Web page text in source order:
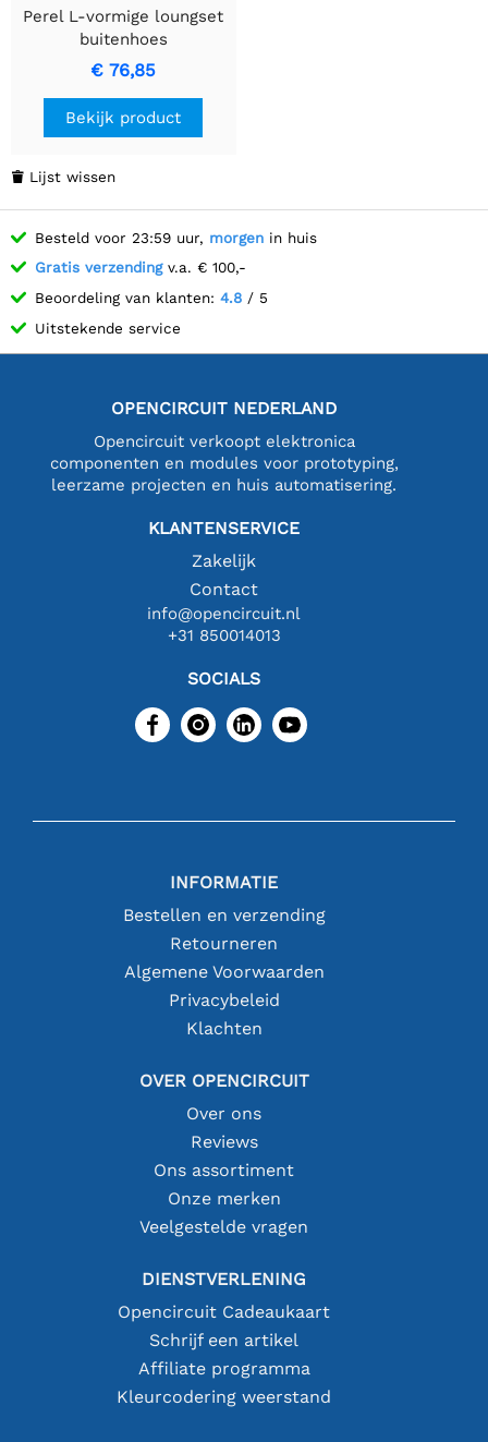
Perel L-vormige loungset
buitenhoes
250x250x70cm
€ 76,85
Bekijk product
 Lijst wissen
Besteld voor 23:59 uur, morgen in huis
Gratis verzendingv.a. € 100,-
Beoordeling van klanten: 4.8 / 5
Uitstekende service
OPENCIRCUIT NEDERLAND
Opencircuit verkoopt elektronica
componenten en modules voor prototyping,
leerzame projecten en huis automatisering.
KLANTENSERVICE
Zakelijk
Contact
info@opencircuit.nl
+31 850014013
SOCIALS
INFORMATIE
Bestellen en verzending
Retourneren
Algemene Voorwaarden
Privacybeleid
Klachten
OVER OPENCIRCUIT
Over ons
Reviews
Ons assortiment
Onze merken
Veelgestelde vragen
DIENSTVERLENING
Opencircuit Cadeaukaart
Schrijf een artikel
Affiliate programma
Kleurcodering weerstand